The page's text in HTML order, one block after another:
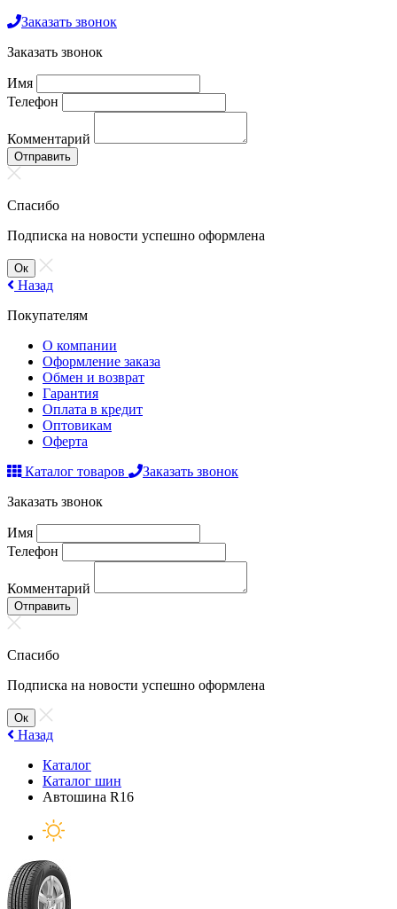
Заказать звонок
Заказать звонок
Имя
Телефон
Комментарий
Отправить
Спасибо
Подписка на новости успешно оформлена
Ок
Назад
Покупателям
О компании
Оформление заказа
Обмен и возврат
Гарантия
Оплата в кредит
Оптовикам
Оферта
Каталог товаров
Заказать звонок
Заказать звонок
Имя
Телефон
Комментарий
Отправить
Спасибо
Подписка на новости успешно оформлена
Ок
Назад
Каталог
Каталог шин
Автошина R16